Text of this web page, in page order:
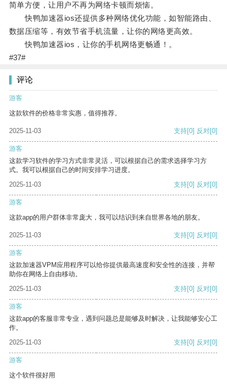
简单方便，让用户不再为网络卡顿而烦恼。
快鸭加速器ios还提供多种网络优化功能，如智能路由、
数据压缩等，有效节省手机流量，让你的网络更高效。
快鸭加速器ios，让你的手机网络更畅通！。
#37#
评论
游客
这款软件的价格非常实惠，值得推荐。
2025-11-03 支持[0] 反对[0]
游客
这款学习软件的学习方式非常灵活，可以根据自己的需求选择学习方
式。我可以根据自己的时间安排学习进度。
2025-11-03
支持[0] 反对[0]
游客
这款app的用户群体非常庞大，我可以结识到来自世界各地的朋友。
2025-11-03 支持[0] 反对[0]
游客
这款加速器VPM应用程序可以给你提供最高速度和安全性的连接，并帮
助你在网络上自由移动。
2025-11-03
支持[0] 反对[0]
游客
这款app的客服非常专业，遇到问题总是能够及时解决，让我能够安心工
作。
2025-11-03
支持[0] 反对[0]
游客
这个软件很好用